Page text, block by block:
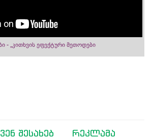
- „კითხვის ეფექტური მეთოდები
შესახებ რეკლამა